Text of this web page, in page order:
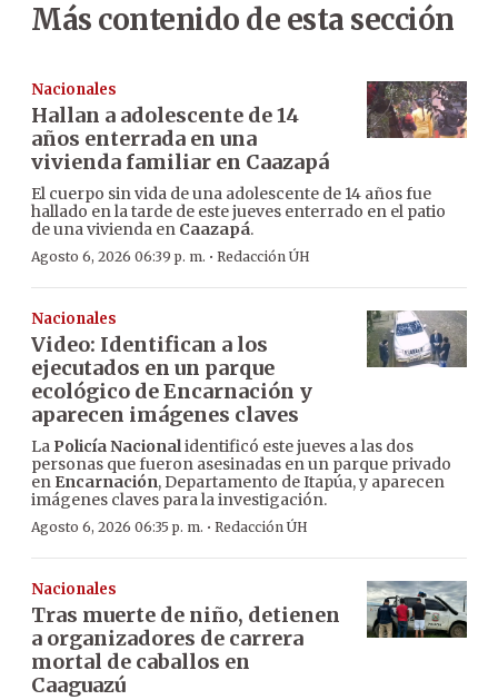
Más contenido de esta sección
Nacionales
Hallan a adolescente de 14
años enterrada en una
vivienda familiar en Caazapá
El cuerpo sin vida de una adolescente de 14 años fue
hallado en la tarde de este jueves enterrado en el patio
de una vivienda en Caazapá.
Agosto 6, 2026 06:39 p. m. · Redacción ÚH
Nacionales
Video: Identifican a los
ejecutados en un parque
ecológico de Encarnación y
aparecen imágenes claves
La Policía Nacionalidentificó este jueves a las dos
personas que fueron asesinadas en un parque privado
en Encarnación, Departamento de Itapúa, y aparecen
imágenes claves para la investigación.
Agosto 6, 2026 06:35 p. m. · Redacción ÚH
Nacionales
Tras muerte de niño, detienen
a organizadores de carrera
mortal de caballos en
Caaguazú